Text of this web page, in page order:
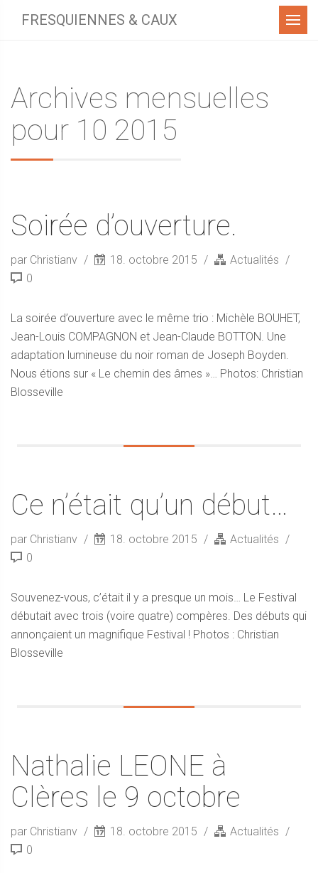
FRESQUIENNES & CAUX Menu
Archives mensuelles
pour 10 2015
Soirée d’ouverture.
par Christianv 18. octobre 2015
Actualités
0
La soirée d’ouverture avec le même trio : Michèle BOUHET,
Jean-Louis COMPAGNON et Jean-Claude BOTTON. Une
adaptation lumineuse du noir roman de Joseph Boyden.
Nous étions sur « Le chemin des âmes »… Photos: Christian
Blosseville
Ce n’était qu’un début…
par Christianv 18. octobre 2015
Actualités
0
Souvenez-vous, c’était il y a presque un mois… Le Festival
débutait avec trois (voire quatre) compères. Des débuts qui
annonçaient un magnifique Festival ! Photos : Christian
Blosseville
Nathalie LEONE à
Clères le 9 octobre
par Christianv 18. octobre 2015
Actualités
0